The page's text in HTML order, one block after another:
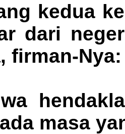
kedua
dari
firman-Nya:
masa